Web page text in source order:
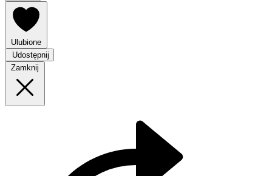
Ulubione
Udostępnij
Zamknij